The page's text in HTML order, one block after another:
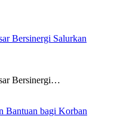
Bersinergi Salurkan
Bersinergi…
Bantuan bagi Korban